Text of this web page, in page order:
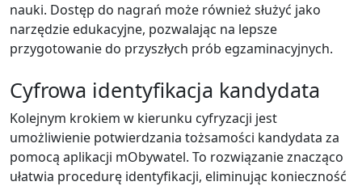
nauki. Dostęp do nagrań może również służyć jako
narzędzie edukacyjne, pozwalając na lepsze
przygotowanie do przyszłych prób egzaminacyjnych.
Cyfrowa identyfikacja kandydata
Kolejnym krokiem w kierunku cyfryzacji jest
umożliwienie potwierdzania tożsamości kandydata za
pomocą aplikacji mObywatel. To rozwiązanie znacząco
ułatwia procedurę identyfikacji, eliminując konieczność